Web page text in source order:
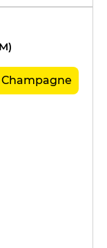
Champagne